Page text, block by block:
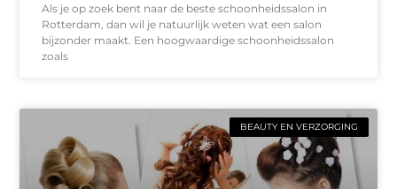
Als je op zoek bent naar de beste schoonheidssalon in
Rotterdam, dan wil je natuurlijk weten wat een salon
bijzonder maakt. Een hoogwaardige schoonheidssalon
zoals
BEAUTY EN VERZORGING